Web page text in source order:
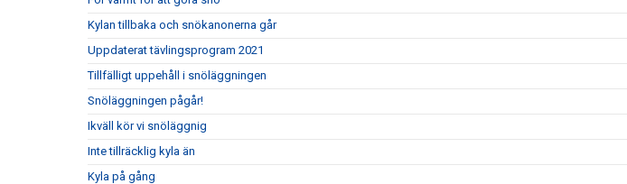
Kylan tillbaka och snökanonerna går
Uppdaterat tävlingsprogram 2021
Tillfälligt uppehåll i snöläggningen
Snöläggningen pågår!
Ikväll kör vi snöläggnig
Inte tillräcklig kyla än
Kyla på gång